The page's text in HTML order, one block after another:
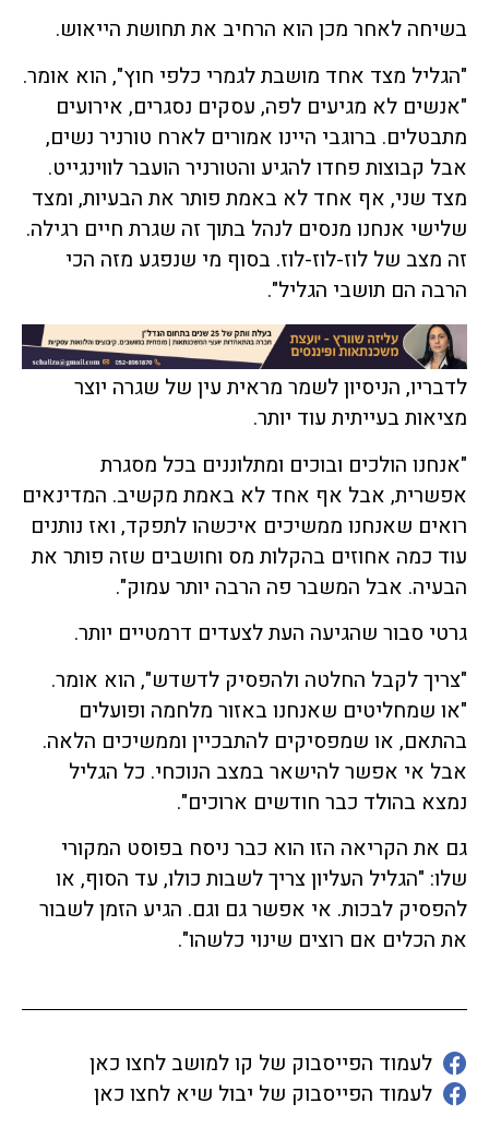
בשיחה לאחר מכן הוא הרחיב את תחושת הייאוש.
"הגליל מצד אחד מושבת לגמרי כלפי חוץ", הוא אומר.
"אנשים לא מגיעים לפה, עסקים נסגרים, אירועים
מתבטלים. ברוגבי היינו אמורים לארח טורניר נשים,
אבל קבוצות פחדו להגיע והטורניר הועבר לווינגייט.
מצד שני, אף אחד לא באמת פותר את הבעיות, ומצד
שלישי אנחנו מנסים לנהל בתוך זה שגרת חיים רגילה.
זה מצב של לוז-לוז-לוז. בסוף מי שנפגע מזה הכי
הרבה הם תושבי הגליל".
לדבריו, הניסיון לשמר מראית עין של שגרה יוצר
מציאות בעייתית עוד יותר.
"אנחנו הולכים ובוכים ומתלוננים בכל מסגרת
אפשרית, אבל אף אחד לא באמת מקשיב. המדינאים
רואים שאנחנו ממשיכים איכשהו לתפקד, ואז נותנים
עוד כמה אחוזים בהקלות מס וחושבים שזה פותר את
הבעיה. אבל המשבר פה הרבה יותר עמוק".
גרטי סבור שהגיעה העת לצעדים דרמטיים יותר.
"צריך לקבל החלטה ולהפסיק לדשדש", הוא אומר.
"או שמחליטים שאנחנו באזור מלחמה ופועלים
בהתאם, או שמפסיקים להתבכיין וממשיכים הלאה.
אבל אי אפשר להישאר במצב הנוכחי. כל הגליל
נמצא בהולד כבר חודשים ארוכים".
גם את הקריאה הזו הוא כבר ניסח בפוסט המקורי
שלו: "הגליל העליון צריך לשבות כולו, עד הסוף, או
להפסיק לבכות. אי אפשר גם וגם. הגיע הזמן לשבור
את הכלים אם רוצים שינוי כלשהו".
לעמוד הפייסבוק של קו למושב לחצו כאן
לעמוד הפייסבוק של יבול שיא לחצו כאן